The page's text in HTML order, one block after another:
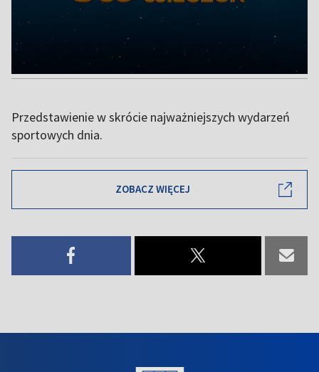
Przedstawienie w skrócie najważniejszych wydarzeń
sportowych dnia.
ZOBACZ WIĘCEJ